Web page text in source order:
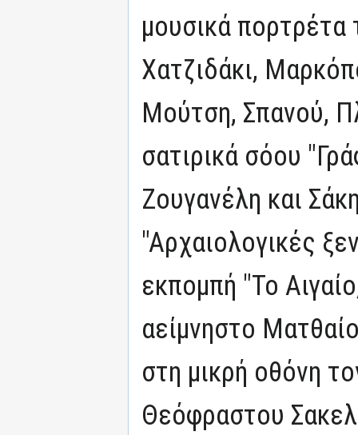
μουσικά
Χατζιδάκι,
Μούτση, Σπανού,
σατιρικά σόου
Ζουγανέλη και
"Αρχαιολογικές
εκπομπή "Το
αείμνηστο
στη μικρή οθόνη
Θεόφραστου